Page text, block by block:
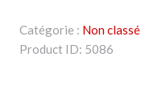
noir
Catégorie : Non classé
Product ID: 5086